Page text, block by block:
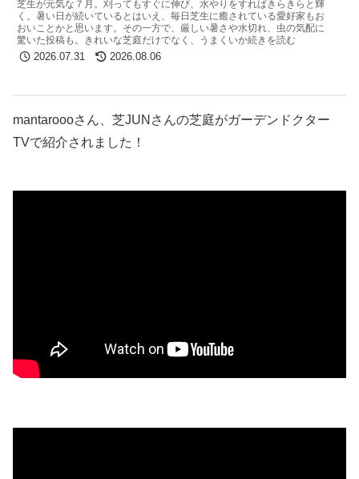
芝生が元気な７月。刈ってもすぐに伸び、水やりをすればきらきらと輝
く。暑い日が続いているとはいえ、毎日芝生に癒されている愛好家もお
おいことかと思います。その一方で、厳しい暑さや水切れ、虫の気配に
驚いた投稿も。きれいな芝庭だけでなく、うまくいか続きを読む
2026.07.31
2026.08.06
mantaroooさん、芝JUNさんの芝庭がガーデンドクター
TVで紹介されました！